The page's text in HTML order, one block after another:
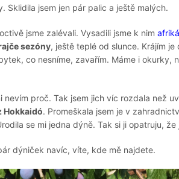
Sklidila jsem jen pár palic a ještě malých.
jsme zalévali. Vysadili jsme k nim
sezóny, ještě teplé od slunce. Krájím
co nesníme, zavařím. Máme i okurky,
nevím proč. Tak jsem jich víc rozdala než
Hokkaidó. Promeškala jsem je v
se mi jedna dýně. Tak si ji opatruju,
dýniček navíc, víte, kde mě najdete.